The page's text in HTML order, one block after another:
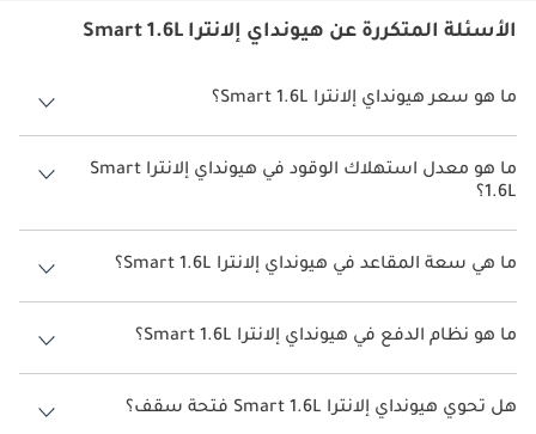
الأسئلة المتكررة عن هيونداي إلانترا Smart 1.6L
ما هو سعر هيونداي إلانترا Smart 1.6L؟
سعر هيونداي إلانترا Smart 1.6L هو درهم 180,000.
ما هو معدل استهلاك الوقود في هيونداي إلانترا Smart
1.6L؟
يبلغ معدل استهلاك الوقود المقترح من الشركة المصنعة لسيارة هيونداي
إلانترا 2026 من 11 كم/ليتر - 21 كم/ليتر.
ما هي سعة المقاعد في هيونداي إلانترا Smart 1.6L؟
تتسع هيونداي إلانترا Smart 1.6L لأ 5 أشخاص.
ما هو نظام الدفع في هيونداي إلانترا Smart 1.6L؟
نظام الدفع في هيونداي إلانترا Front Wheel Drive Smart 1.6L.
هل تحوي هيونداي إلانترا Smart 1.6L فتحة سقف؟